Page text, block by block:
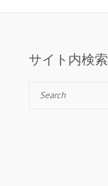
サイト内検索
Search